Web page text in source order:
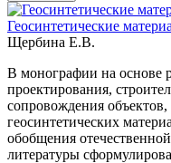
Геосинтетические
Щербина Е.В.
В монографии на основе
проектирования,
сопровождения
геосинтетических
обобщения
литературы